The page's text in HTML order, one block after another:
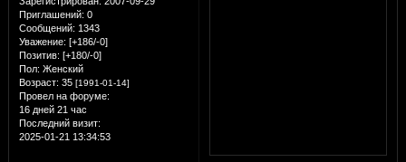
Приглашений: 0
Сообщений: 1343
Уважение: [+186/-0]
Позитив: [+180/-0]
Пол: Женский
Возраст: 35 [1991-01-14]
Провел на форуме:
16 дней 21 час
Последний визит:
2025-01-21 13:34:53